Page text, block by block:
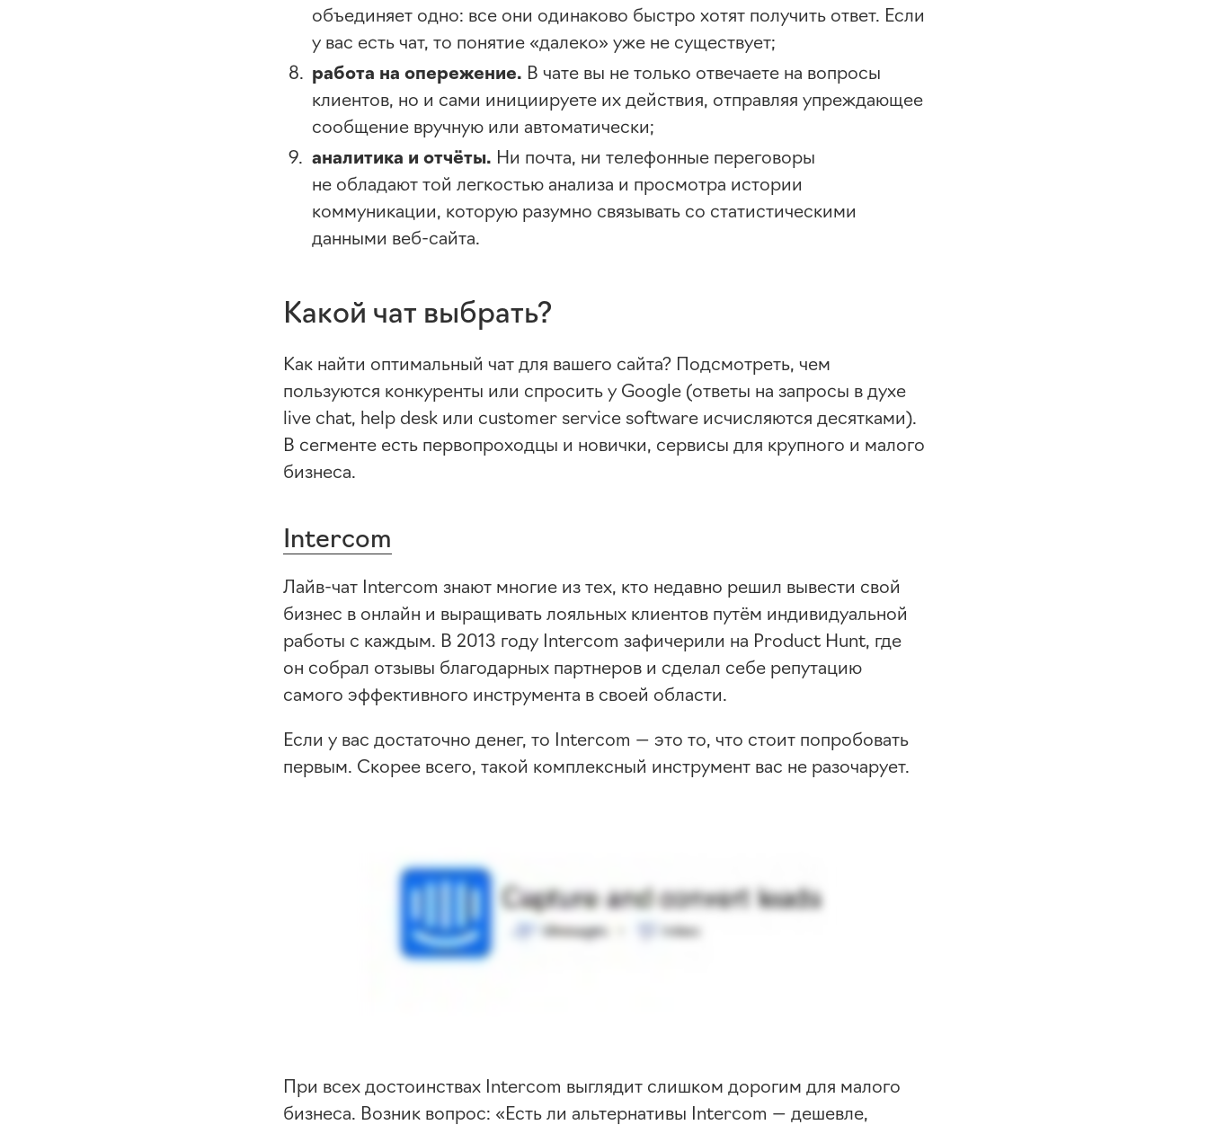
объединяет одно: все они одинаково быстро хотят получить ответ. Если
у вас есть чат, то понятие «далеко» уже не существует;
работа на опережение. В чате вы не только отвечаете на вопросы
клиентов, но и сами инициируете их действия, отправляя упреждающее
сообщение вручную или автоматически;
аналитика и отчёты. Ни почта, ни телефонные переговоры
не обладают той легкостью анализа и просмотра истории
коммуникации, которую разумно связывать со статистическими
данными веб-сайта.
Какой чат выбрать?
Как найти оптимальный чат для вашего сайта? Подсмотреть, чем
пользуются конкуренты или спросить у Google (ответы на запросы в духе
live chat, help desk или customer service software исчисляются десятками).
В сегменте есть первопроходцы и новички, сервисы для крупного и малого
бизнеса.
Intercom
Лайв-чат Intercom знают многие из тех, кто недавно решил вывести свой
бизнес в онлайн и выращивать лояльных клиентов путём индивидуальной
работы с каждым. В 2013 году Intercom зафичерили на Product Hunt, где
он собрал отзывы благодарных партнеров и сделал себе репутацию
самого эффективного инструмента в своей области.
Если у вас достаточно денег, то Intercom — это то, что стоит попробовать
первым. Скорее всего, такой комплексный инструмент вас не разочарует.
При всех достоинствах Intercom выглядит слишком дорогим для малого
бизнеса. Возник вопрос: «Есть ли альтернативы Intercom — дешевле,